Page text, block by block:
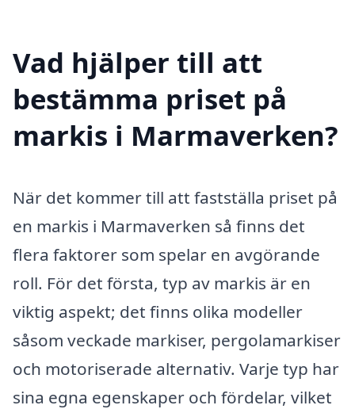
Vad hjälper till att
bestämma priset på
markis i Marmaverken?
När det kommer till att fastställa priset på
en markis i Marmaverken så finns det
flera faktorer som spelar en avgörande
roll. För det första, typ av markis är en
viktig aspekt; det finns olika modeller
såsom veckade markiser, pergolamarkiser
och motoriserade alternativ. Varje typ har
sina egna egenskaper och fördelar, vilket